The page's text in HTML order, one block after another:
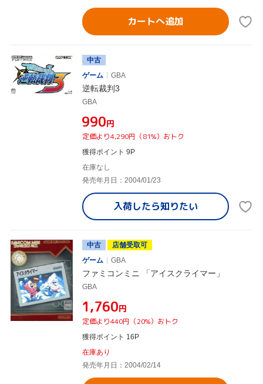
カートへ追加
中古
ゲーム
GBA
逆転裁判3
GBA
¥990円
定価より4,290円（81%）おトク
獲得ポイント 9P
在庫なし
発売年月日：2004/01/23
入荷したら知りたい
中古
店舗受取可
ゲーム
GBA
ファミコンミニ 「アイスクライマー」
GBA
¥1,760円
定価より440円（20%）おトク
獲得ポイント 16P
在庫あり
発売年月日：2004/02/14